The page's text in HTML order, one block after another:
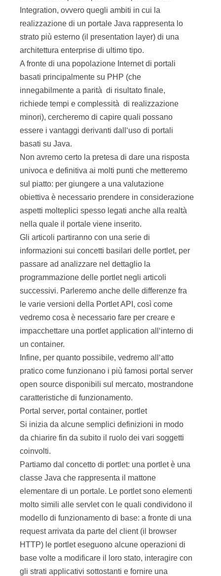
Integration, ovvero quegli ambiti in cui la
realizzazione di un portale Java rappresenta lo
strato più esterno (il presentation layer) di una
architettura enterprise di ultimo tipo.
A fronte di una popolazione Internet di portali
basati principalmente su PHP (che
innegabilmente a parità di risultato finale,
richiede tempi e complessità di realizzazione
minori), cercheremo di capire quali possano
essere i vantaggi derivanti dall‘uso di portali
basati su Java.
Non avremo certo la pretesa di dare una risposta
univoca e definitiva ai molti punti che metteremo
sul piatto: per giungere a una valutazione
obiettiva è necessario prendere in considerazione
aspetti molteplici spesso legati anche alla realtà
nella quale il portale viene inserito.
Gli articoli partiranno con una serie di
informazioni sui concetti basilari delle portlet, per
passare ad analizzare nel dettaglio la
programmazione delle portlet negli articoli
successivi. Parleremo anche delle differenze fra
le varie versioni della Portlet API, così come
vedremo cosa è necessario fare per creare e
impacchettare una portlet application all‘interno di
un container.
Infine, per quanto possibile, vedremo all‘atto
pratico come funzionano i più famosi portal server
open source disponibili sul mercato, mostrandone
caratteristiche di funzionamento.
Portal server, portal container, portlet
Si inizia da alcune semplici definizioni in modo
da chiarire fin da subito il ruolo dei vari soggetti
coinvolti.
Partiamo dal concetto di portlet: una portlet è una
classe Java che rappresenta il mattone
elementare di un portale. Le portlet sono elementi
molto simili alle servlet con le quali condividono il
modello di funzionamento di base: a fronte di una
request arrivata da parte del client (il browser
HTTP) le portlet eseguono alcune operazioni di
base volte a modificare il loro stato, interagire con
gli strati applicativi sottostanti e fornire una